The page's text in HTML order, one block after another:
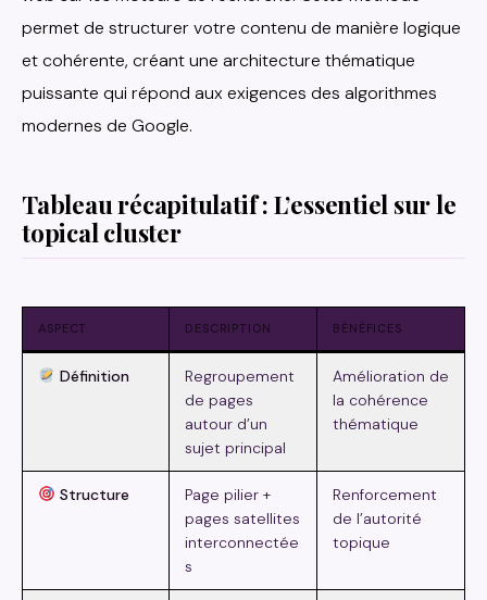
permet de structurer votre contenu de manière logique
et cohérente, créant une architecture thématique
puissante qui répond aux exigences des algorithmes
modernes de Google.
Tableau récapitulatif : L’essentiel sur le
topical cluster
ASPECT DESCRIPTION BÉNÉFICES
Définition
Regroupement
de pages
autour d’un
sujet principal
Amélioration de
la cohérence
thématique
Structure
Page pilier +
pages satellites
interconnectée
s
Renforcement
de l’autorité
topique